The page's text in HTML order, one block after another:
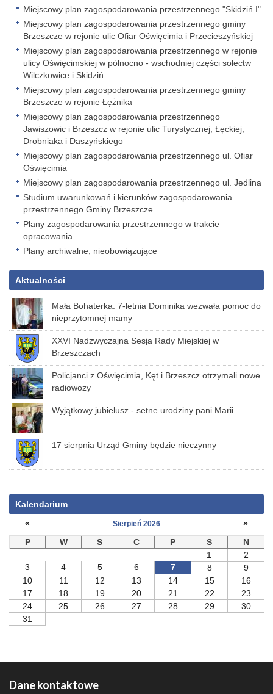
Miejscowy plan zagospodarowania przestrzennego "Skidziń I"
Miejscowy plan zagospodarowania przestrzennego gminy
Brzeszcze w rejonie ulic Ofiar Oświęcimia i Przecieszyńskiej
Miejscowy plan zagospodarowania przestrzennego w rejonie
ulicy Oświęcimskiej w północno - wschodniej części sołectw
Wilczkowice i Skidziń
Miejscowy plan zagospodarowania przestrzennego gminy
Brzeszcze w rejonie Łężnika
Miejscowy plan zagospodarowania przestrzennego
Jawiszowic i Brzeszcz w rejonie ulic Turystycznej, Łęckiej,
Drobniaka i Daszyńskiego
Miejscowy plan zagospodarowania przestrzennego ul. Ofiar
Oświęcimia
Miejscowy plan zagospodarowania przestrzennego ul. Jedlina
Studium uwarunkowań i kierunków zagospodarowania
przestrzennego Gminy Brzeszcze
Plany zagospodarowania przestrzennego w trakcie
opracowania
Plany archiwalne, nieobowiązujące
Aktualności
Mała Bohaterka. 7-letnia Dominika wezwała pomoc do
nieprzytomnej mamy
XXVI Nadzwyczajna Sesja Rady Miejskiej w
Brzeszczach
Policjanci z Oświęcimia, Kęt i Brzeszcz otrzymali nowe
radiowozy
Wyjątkowy jubielusz - setne urodziny pani Marii
17 sierpnia Urząd Gminy będzie nieczynny
Kalendarium
«
Sierpień 2026
»
P
W S C P S
N
1
2
3
4 5 6 7 8
9
10
11 12 13 14 15
16
17
18 19 20 21 22
23
24
25 26 27 28 29
30
31
Dane kontaktowe